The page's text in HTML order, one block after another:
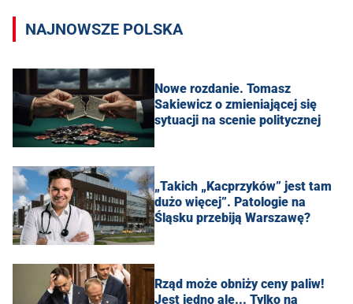
NAJNOWSZE POLSKA
Nowe rozdanie. Tomasz
Sakiewicz o zmieniającej się
sytuacji na scenie politycznej
„Takich „Kacprzyków” jest tam
dużo więcej”. Patologie na
Śląsku przebiją Warszawę?
Rząd może obniży ceny paliw!
Jest jedno ale... Tylko na